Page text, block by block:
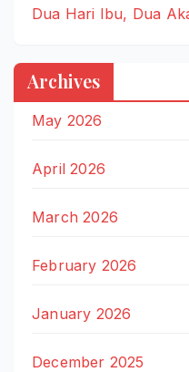
Dua Hari Ibu, Dua
Archives
May 2026
April 2026
March 2026
February 2026
January 2026
December 2025